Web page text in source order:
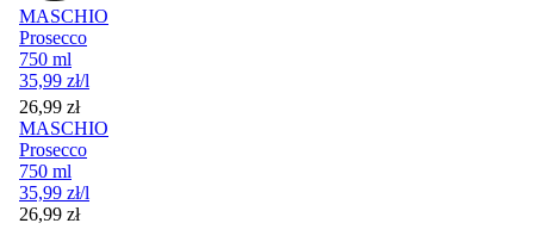
MASCHIO
Prosecco
750 ml
35,99 zł/l
Cena
26,99 zł
MASCHIO
Prosecco
750 ml
35,99 zł/l
Cena
26,99 zł